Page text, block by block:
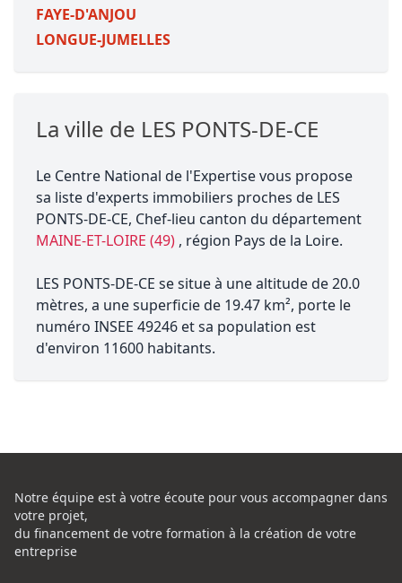
FAYE-D'ANJOU
LONGUE-JUMELLES
La ville de LES PONTS-DE-CE
Le Centre National de l'Expertise vous propose
sa liste d'experts immobiliers proches de LES
PONTS-DE-CE, Chef-lieu canton du département
MAINE-ET-LOIRE (49) , région Pays de la Loire.
LES PONTS-DE-CE se situe à une altitude de 20.0
mètres, a une superficie de 19.47 km², porte le
numéro INSEE 49246 et sa population est
d'environ 11600 habitants.
Notre équipe est à votre écoute pour vous accompagner dans
votre projet,
du financement de votre formation à la création de votre
entreprise